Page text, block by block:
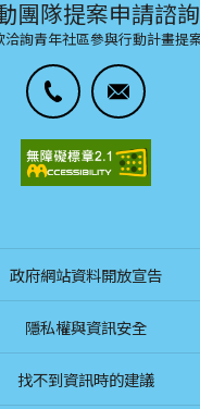
團隊提案申請諮詢
詢青年社區參與行動計畫提
政府網站資料開放宣告
隱私權與資訊安全
找不到資訊時的建議